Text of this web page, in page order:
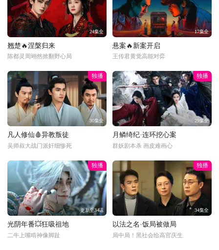
24集全
翘楚🔥涅槃归来
陈都灵周翊然掀翻野心局
17集全
悬案🔥新案开启
王传君黄觉高能对弈
独播
30集全
凡人修仙🩸异教叛徒
吴师叔大战门派奸细惨死
独播
29集全
月鳞绮纪·连环挖心案
群妖剧本杀 画皮难画心
独播
更新至34话
光阴年番💥狂吸祖地
二牛上嘴啃神像脚趾
独播
34集全
以法之名·饭局被做局
局中局！黑社会给高官庆生